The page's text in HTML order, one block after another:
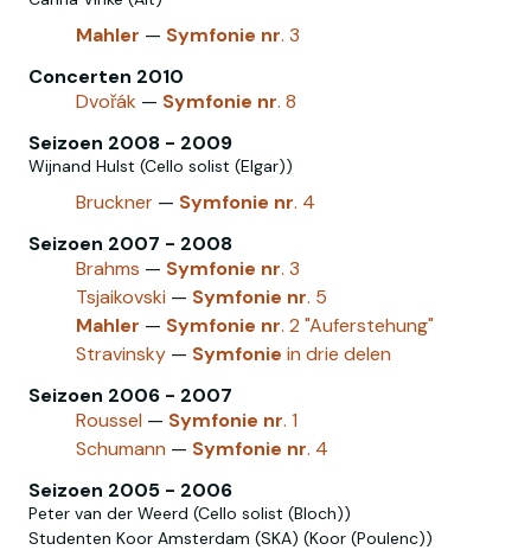
Mahler — Symfonie nr. 3
Concerten 2010
Dvořák — Symfonie nr. 8
Seizoen 2008 - 2009
Wijnand Hulst (Cello solist (Elgar))
Bruckner — Symfonie nr. 4
Seizoen 2007 - 2008
Brahms — Symfonie nr. 3
Tsjaikovski‎ — Symfonie nr. 5
Mahler — Symfonie nr. 2 "Auferstehung"
Stravinsky — Symfonie in drie delen
Seizoen 2006 - 2007
Roussel — Symfonie nr. 1
Schumann — Symfonie nr. 4
Seizoen 2005 - 2006
Peter van der Weerd (Cello solist (Bloch))
Studenten Koor Amsterdam (SKA) (Koor (Poulenc))